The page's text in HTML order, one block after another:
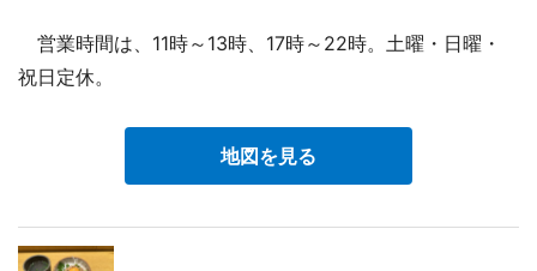
営業時間は、11時～13時、17時～22時。土曜・日曜・
祝日定休。
地図を見る